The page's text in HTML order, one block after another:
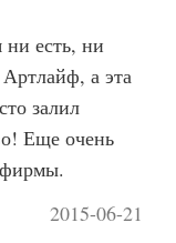
ни есть, ни
а эта
залил
Еще очень
2015-06-21